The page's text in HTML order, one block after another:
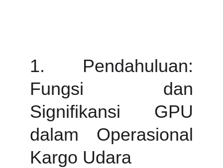
1. Pendahuluan:
Fungsi dan
Signifikansi GPU
dalam Operasional
Kargo Udara